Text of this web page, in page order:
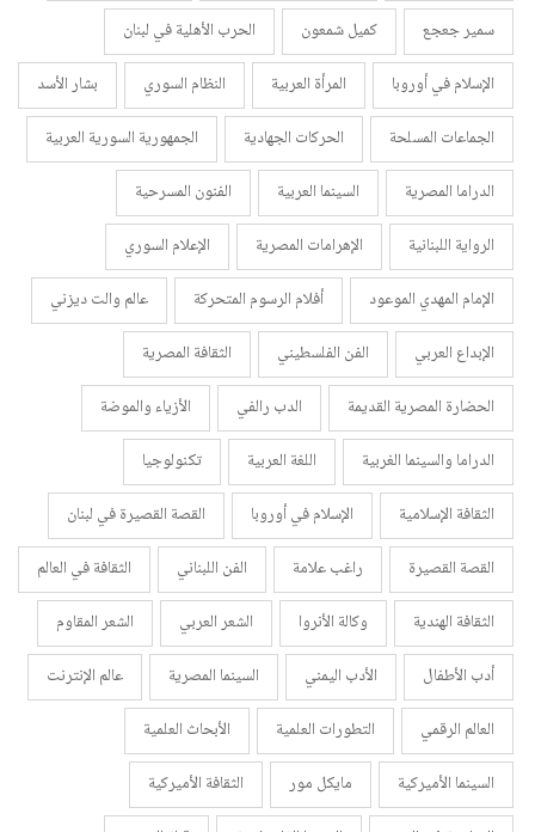
سمير جعجع
كميل شمعون
الحرب الأهلية في لبنان
الإسلام في أوروبا
المرأة العربية النظام السوري
بشار الأسد
الجماعات المسلحة
الحركات الجهادية
الجمهورية السورية العربية
الدراما المصرية
السينما العربية
الفنون المسرحية
الرواية اللبنانية
الإهرامات المصرية
الإعلام السوري
الإمام المهدي الموعود
أفلام الرسوم المتحركة
عالم والت ديزني
الإبداع العربي
الفن الفلسطيني
الثقافة المصرية
الحضارة المصرية القديمة
الدب رالفي
الأزياء والموضة
الدراما والسينما الغربية
اللغة العربية
تكنولوجيا
الثقافة الإسلامية
الإسلام في أوروبا
القصة القصيرة في لبنان
القصة القصيرة
راغب علامة الفن اللبناني
الثقافة في العالم
الثقافة الهندية
وكالة الأنروا الشعر العربي
الشعر المقاوم
أدب الأطفال
الأدب اليمني السينما المصرية
عالم الإنترنت
العالم الرقمي
التطورات العلمية
الأبحاث العلمية
السينما الأميركية
مايكل مور
الثقافة الأميركية